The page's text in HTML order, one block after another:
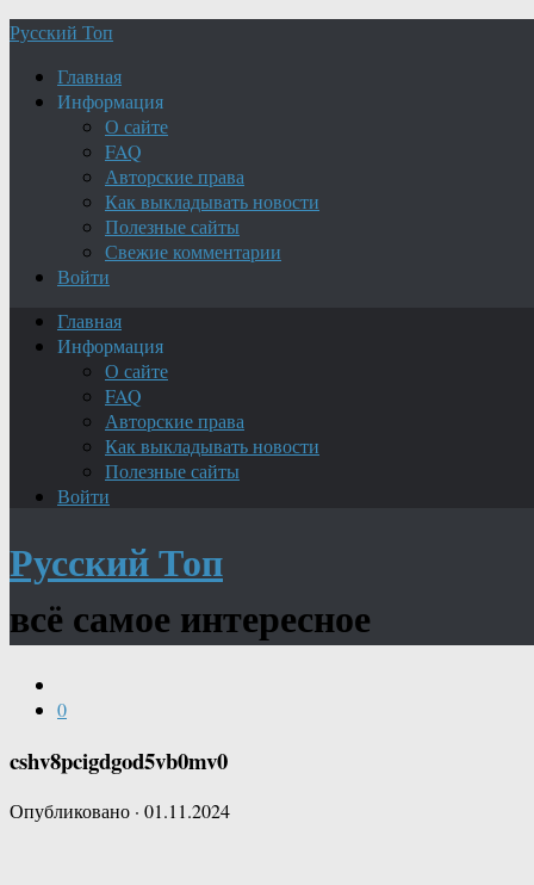
Русский Топ
Главная
Информация
О сайте
FAQ
Авторские права
Как выкладывать новости
Полезные сайты
Свежие комментарии
Войти
Главная
Информация
О сайте
FAQ
Авторские права
Как выкладывать новости
Полезные сайты
Войти
Русский Топ
всё самое интересное
0
cshv8pcigdgod5vb0mv0
Опубликовано · 01.11.2024